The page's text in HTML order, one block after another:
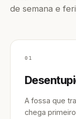
de semana e
01
A fossa que
chega